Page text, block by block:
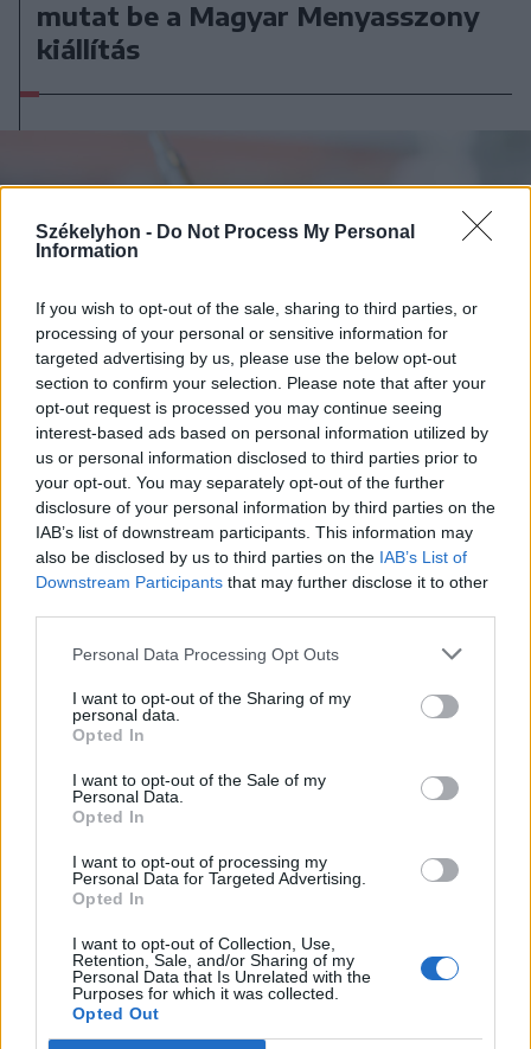
Székelyhon - Do Not Process My Personal
Information
If you wish to opt-out of the sale, sharing to third parties, or
processing of your personal or sensitive information for
targeted advertising by us, please use the below opt-out
section to confirm your selection. Please note that after your
opt-out request is processed you may continue seeing
interest-based ads based on personal information utilized by
us or personal information disclosed to third parties prior to
your opt-out. You may separately opt-out of the further
disclosure of your personal information by third parties on the
IAB’s list of downstream participants. This information may
also be disclosed by us to third parties on the IAB’s List of
Downstream Participants that may further disclose it to other
Personal Data Processing Opt Outs
I want to opt-out of the Sharing of my
personal data.
Opted In
I want to opt-out of the Sale of my
Personal Data.
Opted In
I want to opt-out of processing my
Personal Data for Targeted Advertising.
Opted In
I want to opt-out of Collection, Use,
Retention, Sale, and/or Sharing of my
Personal Data that Is Unrelated with the
Purposes for which it was collected.
Opted Out
mutat be a Magyar Menyasszony
kiállítás
2026. augusztus 07., péntek
Románul is helyt kell állni a hétfőn
kezdődő írásbeliken – így